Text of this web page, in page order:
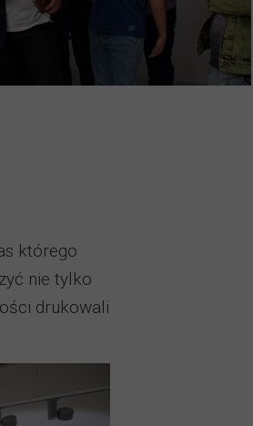
którego
nie tylko
drukowali